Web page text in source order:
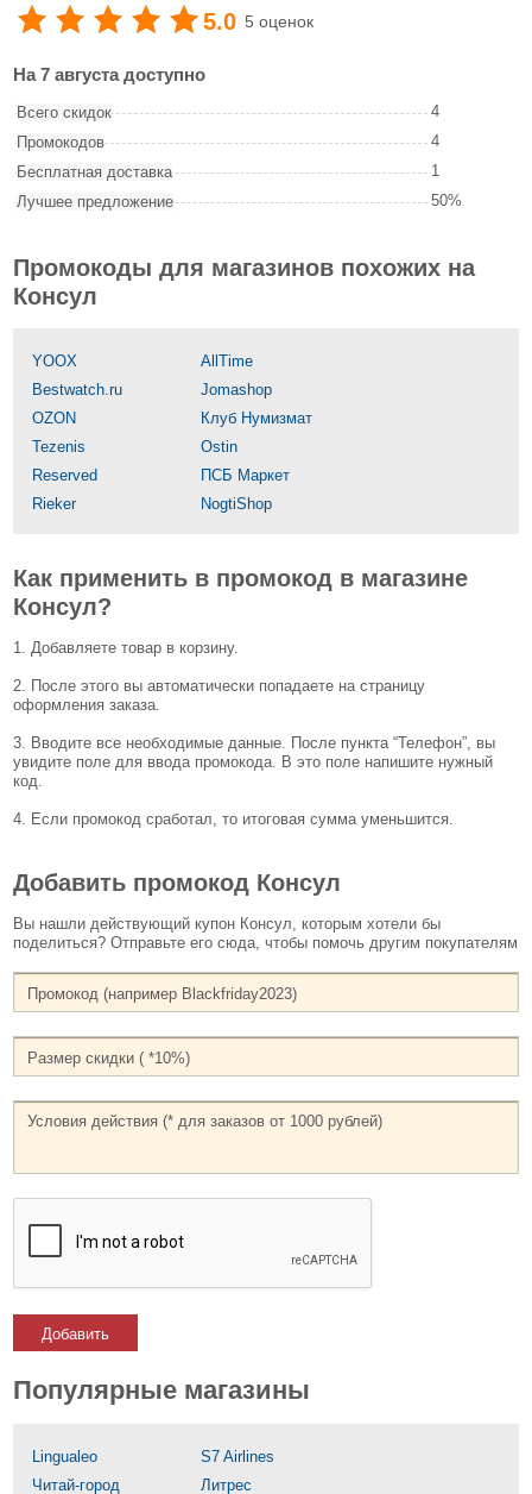
5.0 5 оценок
На 7 августа доступно
Всего скидок
4
Промокодов
4
Бесплатная доставка
1
Лучшее предложение
50%
Промокоды для магазинов похожих на
Консул
YOOX
AllTime
Bestwatch.ru
Jomashop
OZON
Клуб Нумизмат
Tezenis
Ostin
Reserved
ПСБ Маркет
Rieker
NogtiShop
Как применить в промокод в магазине
Консул?
1. Добавляете товар в корзину.
2. После этого вы автоматически попадаете на страницу
оформления заказа.
3. Вводите все необходимые данные. После пункта “Телефон”, вы
увидите поле для ввода промокода. В это поле напишите нужный
код.
4. Если промокод сработал, то итоговая сумма уменьшится.
Добавить промокод Консул
Вы нашли действующий купон Консул, которым хотели бы
поделиться? Отправьте его сюда, чтобы помочь другим покупателям
Добавить
Популярные магазины
Lingualeo
S7 Airlines
Читай-город
Литрес